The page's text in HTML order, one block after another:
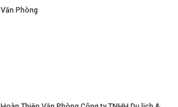
Văn Phòng